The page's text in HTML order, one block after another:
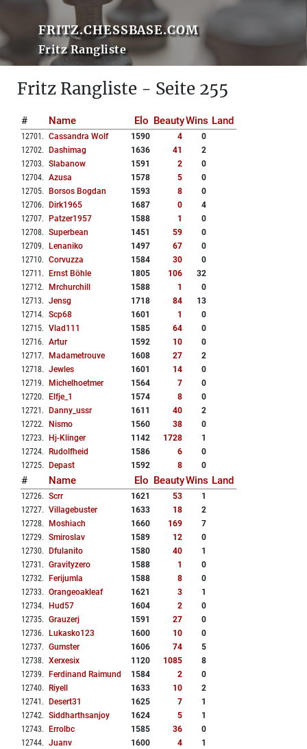
FRITZ.CHESSBASE.COM
Fritz Rangliste
Fritz Rangliste - Seite 255
# Name Elo BeautyWins Land
12701 . Cassandra Wolf 1590 4
0
12702. Dashimag 1636 41
2
12703. Slabanow 1591 2
0
12704. Azusa 1578 5
0
12705. Borsos Bogdan 1593 8
0
12706. Dirk1965 1687 0
4
12707. Patzer1957 1588 1
0
12708. Superbean 1451 59
0
12709. Lenaniko 1497 67
0
12710. Corvuzza 1584 30
0
12711 . Ernst Böhle 1805 106
32
12712. Mrchurchill 1588 1
0
12713. Jensg 1718 84
13
12714. Scp68 1601 1
0
12715. Vlad111 1585 64
0
12716. Artur 1592 10
0
12717. Madametrouve 1608 27
2
12718. Jewles 1601 14
0
12719. Michelhoetmer 1564 7
0
12720. Elfje_1 1574 8
0
12721 . Danny_ussr 1611 40
2
12722. Nismo 1560 38
0
12723. Hj-Klinger 1142 1728
1
12724. Rudolfheid 1586 6
0
12725. Depast 1592 8 0
# Name Elo BeautyWins Land
12726. Scrr 1621 53
1
12727. Villagebuster 1633 18
2
12728. Moshiach 1660 169
7
12729. Smiroslav 1589 12
0
12730. Dfulanito 1580 40
1
12731 . Gravityzero 1588 1
0
12732. Ferijumla 1588 8
0
12733. Orangeoakleaf 1621 3
1
12734. Hud57 1604 2
0
12735. Grauzerj 1591 27
0
12736. Lukasko123 1600 10
0
12737. Gumster 1606 74
5
12738. Xerxesix 1120 1085
8
12739. Ferdinand Raimund 1584 2
0
12740. Riyell 1633 10
2
12741 . Desert31 1625 7
1
12742. Siddharthsanjoy 1624 5
1
12743. Errolbc 1585 36
0
12744. Juanv 1600 4
1